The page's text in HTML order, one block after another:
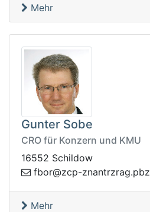
Mehr
Gunter Sobe
CRO für Konzern und KMU
16552 Schildow
zbp
.garzrtnanz-pcz@robf
Mehr